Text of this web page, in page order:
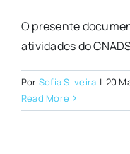
O presente
atividades do
Por Sofia Silveira | 20
Read More